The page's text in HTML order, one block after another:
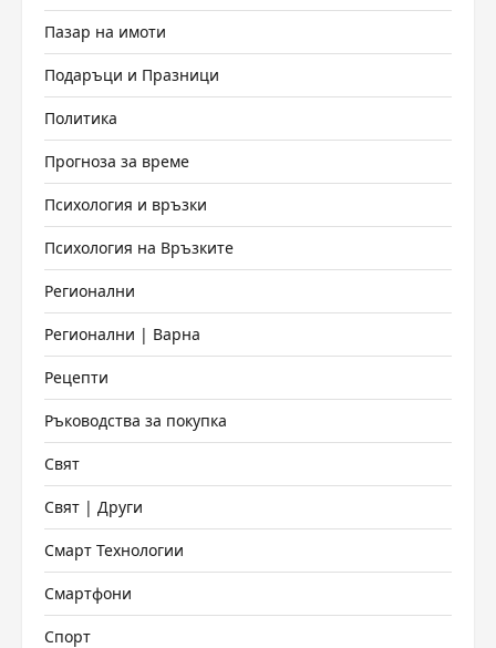
Пазар на имоти
Подаръци и Празници
Политика
Прогноза за време
Психология и връзки
Психология на Връзките
Регионални
Регионални | Варна
Рецепти
Ръководства за покупка
Свят
Свят | Други
Смарт Технологии
Смартфони
Спорт